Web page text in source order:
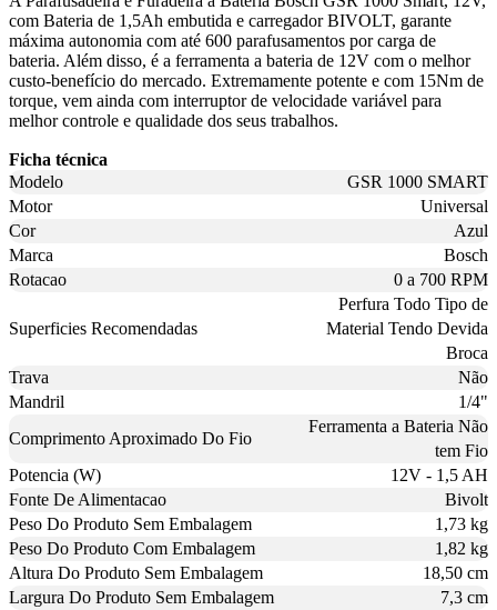
com Bateria de 1,5Ah embutida e carregador BIVOLT, garante
máxima autonomia com até 600 parafusamentos por carga de
bateria. Além disso, é a ferramenta a bateria de 12V com o melhor
custo-benefício do mercado. Extremamente potente e com 15Nm de
torque, vem ainda com interruptor de velocidade variável para
melhor controle e qualidade dos seus trabalhos.
Ficha técnica
Modelo
GSR 1000 SMART
Motor
Universal
Cor
Azul
Marca
Bosch
Rotacao
0 a 700 RPM
Superficies Recomendadas
Perfura Todo Tipo de
Material Tendo Devida
Broca
Trava
Não
Mandril
1/4"
Comprimento Aproximado Do Fio
Ferramenta a Bateria Não
tem Fio
Potencia (W)
12V - 1,5 AH
Fonte De Alimentacao
Bivolt
Peso Do Produto Sem Embalagem
1,73 kg
Peso Do Produto Com Embalagem
1,82 kg
Altura Do Produto Sem Embalagem
18,50 cm
Largura Do Produto Sem Embalagem
7,3 cm